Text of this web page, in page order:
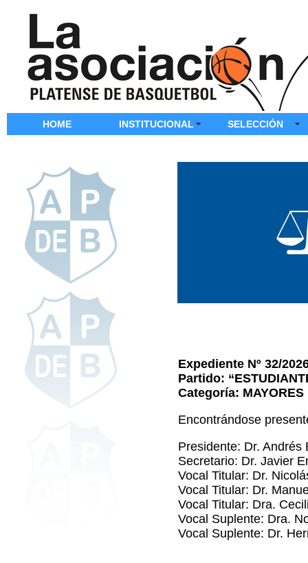
HOME INSTITUCIONAL SELECCIÓN
Expediente Nº 32/
Partido:
Categoría: MAYORES
Encontrándose
Presidente: Dr. Andrés
Secretario: Dr. Javier
Vocal Titular: Dr.
Vocal Titular: Dr.
Vocal Titular: Dra.
Vocal Suplente: Dra.
Vocal Suplente: Dr.